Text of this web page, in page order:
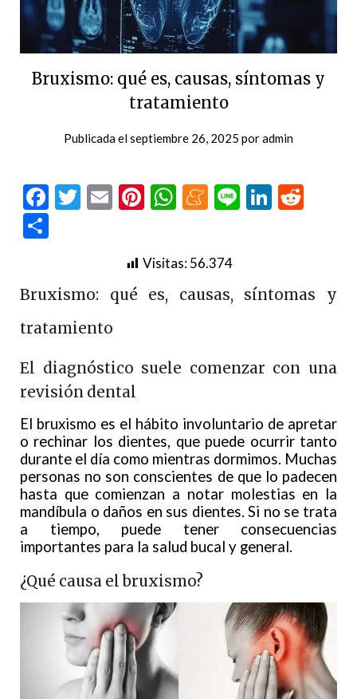
Bruxismo: qué es, causas, síntomas y
tratamiento
Publicada elseptiembre 26, 2025 poradmin
Facebook
Twitter
EmailPinterest
WhatsApp
Meneame
Line
Visitas:56.374
Bruxismo: qué es, causas, síntomas y
tratamiento
El diagnóstico suele comenzar con una
revisión dental
El bruxismo es el hábito involuntario de apretar
o rechinar los dientes, que puede ocurrir tanto
durante el día como mientras dormimos. Muchas
personas no son conscientes de que lo padecen
hasta que comienzan a notar molestias en la
mandíbula o daños en sus dientes. Si no se trata
a tiempo, puede tener consecuencias
importantes para la salud bucal y general.
¿Qué causa el bruxismo?